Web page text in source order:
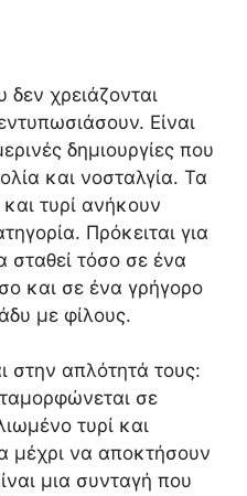
χρειάζονται
Είναι
δημιουργίες που
και νοσταλγία. Τα
τυρί ανήκουν
Πρόκειται για
τόσο σε ένα
και σε ένα γρήγορο
με φίλους.
στην απλότητά τους:
σε
τυρί και
μέχρι να αποκτήσουν
μια συνταγή που